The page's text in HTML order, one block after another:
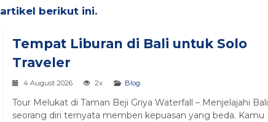
berikut ini.
Tempat Liburan di Bali untuk Solo
Traveler
4 August 2026 2x Blog
Tour Melukat di Taman Beji Griya Waterfall – Menjelajahi Bali
seorang diri ternyata memberi kepuasan yang beda. Kamu